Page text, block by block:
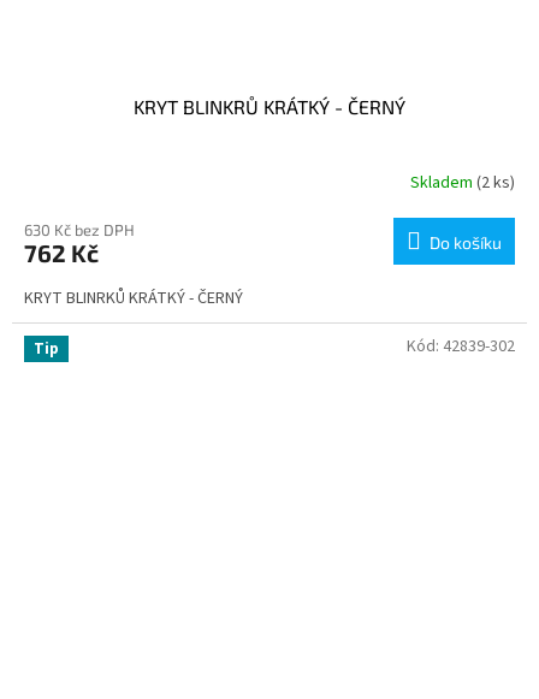
KRYT BLINKRŮ KRÁTKÝ - ČERNÝ
Skladem (2 ks)
630 Kč bez DPH
762 Kč Do košíku
KRYT BLINRKŮ KRÁTKÝ - ČERNÝ
Tip Kód: 42839-302